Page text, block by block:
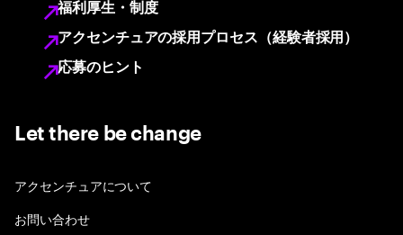
福利厚生・制度
アクセンチュアの採用プロセス（経験者採用）
応募のヒント
Let there be change
アクセンチュアについて
お問い合わせ